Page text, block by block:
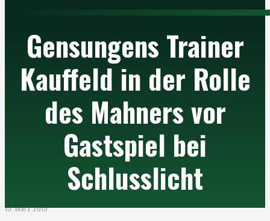
Gensungens Trainer
Kauffeld in der Rolle
des Mahners vor
Gastspiel bei
Schlusslicht
15. März 2019